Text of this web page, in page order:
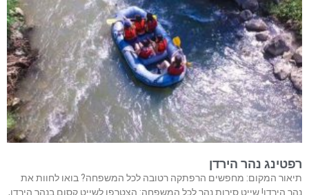
רפטינג נהר הירדן
תיאור המקום: מחפשים הרפתקה רטובה לכל המשפחה? בואו לחוות את
נהר הירדן! שייט סירות נהר לכל המשפחה: הצטרפו לשייט קסום בנהר הירדן,